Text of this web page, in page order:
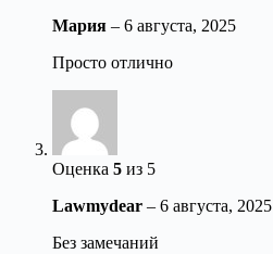
Мария – 6 августа, 2025
Просто отлично
Оценка 5 из 5
Lawmydear – 6 августа, 2025
Без замечаний